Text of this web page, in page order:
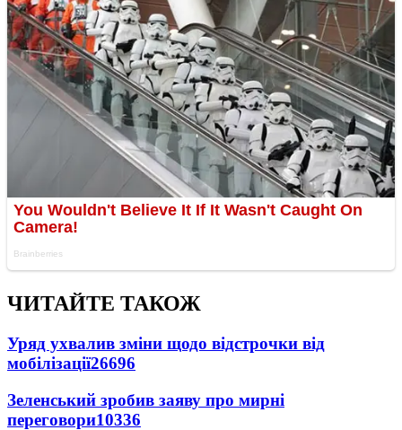
ЧИТАЙТЕ ТАКОЖ
Уряд ухвалив зміни щодо відстрочки від
мобілізації26696
Зеленський зробив заяву про мирні
переговори10336